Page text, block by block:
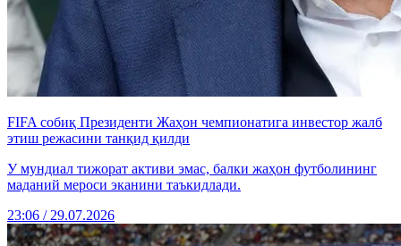
FIFA собиқ Президенти Жаҳон чемпионатига инвестор жалб
этиш режасини танқид қилди
У мундиал тижорат активи эмас, балки жаҳон футболининг
маданий мероси эканини таъкидлади.
23:06 / 29.07.2026